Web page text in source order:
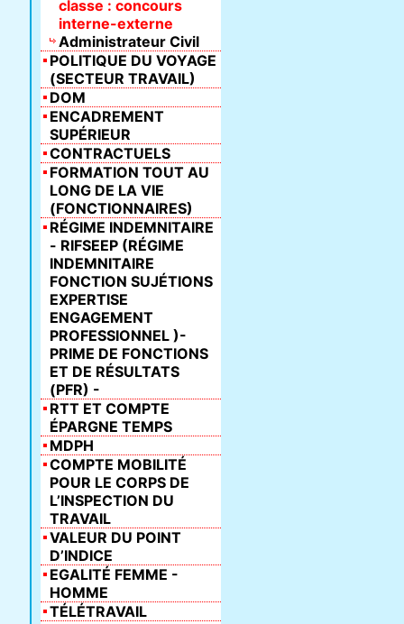
classe : concours
interne-externe
Administrateur Civil
POLITIQUE DU VOYAGE
(SECTEUR TRAVAIL)
DOM
ENCADREMENT
SUPÉRIEUR
CONTRACTUELS
FORMATION TOUT AU
LONG DE LA VIE
(FONCTIONNAIRES)
RÉGIME INDEMNITAIRE
- RIFSEEP (RÉGIME
INDEMNITAIRE
FONCTION SUJÉTIONS
EXPERTISE
ENGAGEMENT
PROFESSIONNEL )-
PRIME DE FONCTIONS
ET DE RÉSULTATS
(PFR) -
RTT ET COMPTE
ÉPARGNE TEMPS
MDPH
COMPTE MOBILITÉ
POUR LE CORPS DE
L’INSPECTION DU
TRAVAIL
VALEUR DU POINT
D’INDICE
EGALITÉ FEMME -
HOMME
TÉLÉTRAVAIL